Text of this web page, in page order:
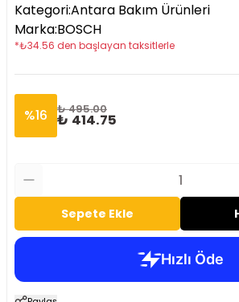
Kategori:Antara Bakım Ürünleri
Marka:BOSCH
*₺34.56 den başlayan taksitlerle
%16 ₺ 495.00
₺ 414.75
Sepete Ekle